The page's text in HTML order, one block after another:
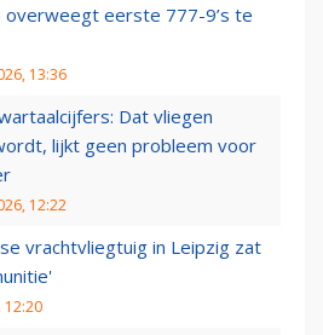
overweegt eerste 777-9’s te
13:36
Dat vliegen
lijkt geen probleem voor
12:22
vrachtvliegtuig in Leipzig zat
12:20